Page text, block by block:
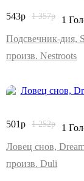
543р 1 357р
1
Подсвечник-дия,
произв. Nestroots
501р 1 252р
1
Ловец снов,
произв. Duli